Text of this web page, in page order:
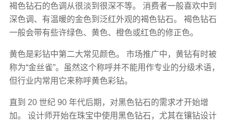
褐色钻石的色调从很淡到很深不等。 消费者一般喜欢中到
深色调、有温暖的金色到泛红外观的褐色钻石。 褐色钻石
一般会带有些许绿色、黄色、橙色或红色的修正色。
黄色是彩钻中第二大常见颜色。 市场推广中，黄钻有时被
称为“金丝雀”。虽然这个称呼并不能用作专业的分级术语，
但行业内常用它来称呼黄色彩钻。
直到 20 世纪 90 年代后期，对黑色钻石的需求才开始增
加。 设计师开始在珠宝中使用黑色钻石，尤其在镶钻设计